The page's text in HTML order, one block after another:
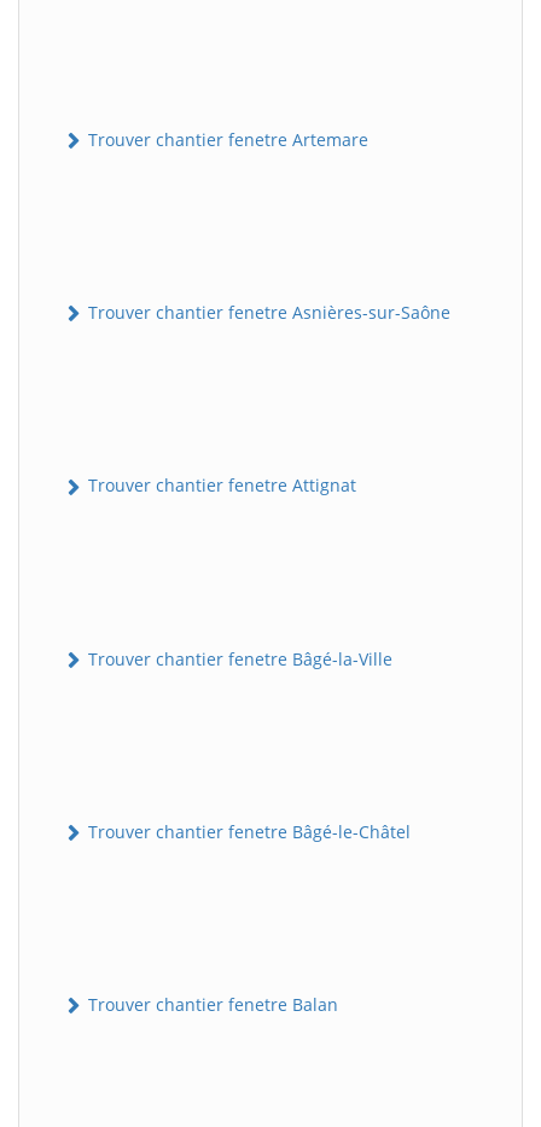
Trouver chantier fenetre Artemare
Trouver chantier fenetre Asnières-sur-Saône
Trouver chantier fenetre Attignat
Trouver chantier fenetre Bâgé-la-Ville
Trouver chantier fenetre Bâgé-le-Châtel
Trouver chantier fenetre Balan